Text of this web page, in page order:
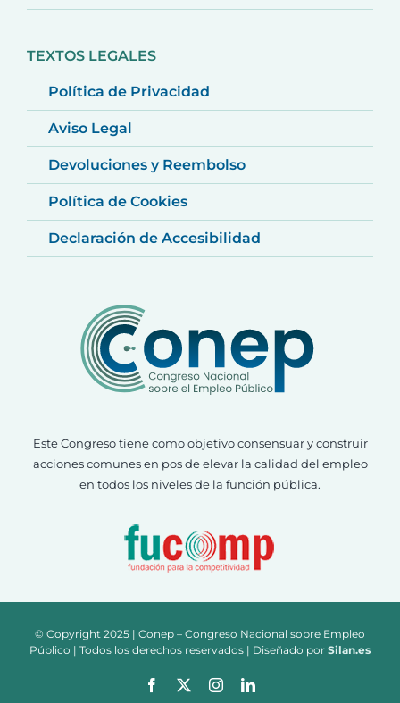
TEXTOS LEGALES
Política de Privacidad
Aviso Legal
Devoluciones y Reembolso
Política de Cookies
Declaración de Accesibilidad
Este Congreso tiene como objetivo consensuar y construir
acciones comunes en pos de elevar la calidad del empleo
en todos los niveles de la función pública.
© Copyright 2025 | Conep – Congreso Nacional sobre Empleo
Público | Todos los derechos reservados | Diseñado por Silan.es